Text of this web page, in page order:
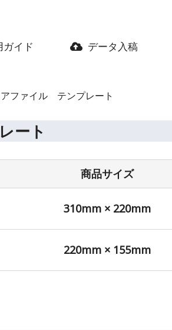
ガイド データ入稿
ファイル テンプレート
ート
商品サイズ
310mm × 220mm
220mm × 155mm